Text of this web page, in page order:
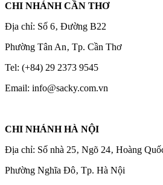
CHI NHÁNH CẦN THƠ
Địa chỉ: Số 6‚ Đường B22
Phường Tân An‚ Tp. Cần Thơ
Tel: (+84) 29 2373 9545
Email: info@sacky.com.vn
CHI NHÁNH HÀ NỘI
Địa chỉ: Số nhà 25‚ Ngõ 24‚ Hoàng
Phường Nghĩa Đô‚ Tp. Hà Nội